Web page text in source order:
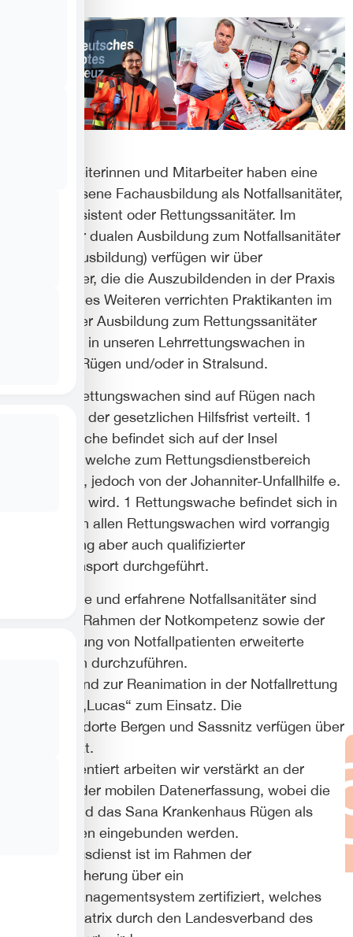
Alle Mitarbeiterinnen und Mitarbeiter haben eine
abgeschlossene Fachausbildung als Notfallsanitäter,
Rettungsassistent oder Rettungssanitäter. Im
Rahmen der dualen Ausbildung zum Notfallsanitäter
(3-jährige Ausbildung) verfügen wir über
Praxisanleiter, die die Auszubildenden in der Praxis
begleiten. Des Weiteren verrichten Praktikanten im
Rahmen ihrer Ausbildung zum Rettungssanitäter
ihren Dienst in unseren Lehrrettungswachen in
Bergen auf Rügen und/oder in Stralsund.
Weitere 6 Rettungswachen sind auf Rügen nach
dem Prinzip der gesetzlichen Hilfsfrist verteilt. 1
Rettungswache befindet sich auf der Insel
Hiddensee, welche zum Rettungsdienstbereich
Rügen zählt, jedoch von der Johanniter-Unfallhilfe e.
V. betrieben wird. 1 Rettungswache befindet sich in
Stralsund. In allen Rettungswachen wird vorrangig
Notfallrettung aber auch qualifizierter
Krankentransport durchgeführt.
Ausgebildete und erfahrene Notfallsanitäter sind
befähigt im Rahmen der Notkompetenz sowie der
Erstversorgung von Notfallpatienten erweiterte
Maßnahmen durchzuführen.
Unterstützend zur Reanimation in der Notfallrettung
kommt der „Lucas“ zum Einsatz. Die
Notarztstandorte Bergen und Sassnitz verfügen über
dieses Gerät.
Zukunftsorientiert arbeiten wir verstärkt an der
Einführung der mobilen Datenerfassung, wobei die
Leitstelle und das Sana Krankenhaus Rügen als
Schnittstellen eingebunden werden.
Der Rettungsdienst ist im Rahmen der
Qualitätssicherung über ein
Qualitätsmanagementsystem zertifiziert, welches
über eine Matrix durch den Landesverband des